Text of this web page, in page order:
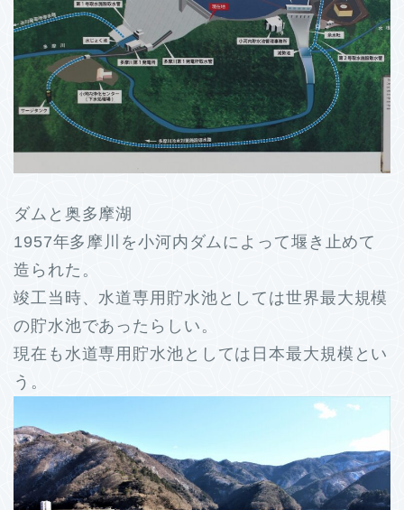
ダムと奥多摩湖
1957年多摩川を小河内ダムによって堰き止めて
造られた。
竣工当時、水道専用貯水池としては世界最大規模
の貯水池であったらしい。
現在も水道専用貯水池としては日本最大規模とい
う。